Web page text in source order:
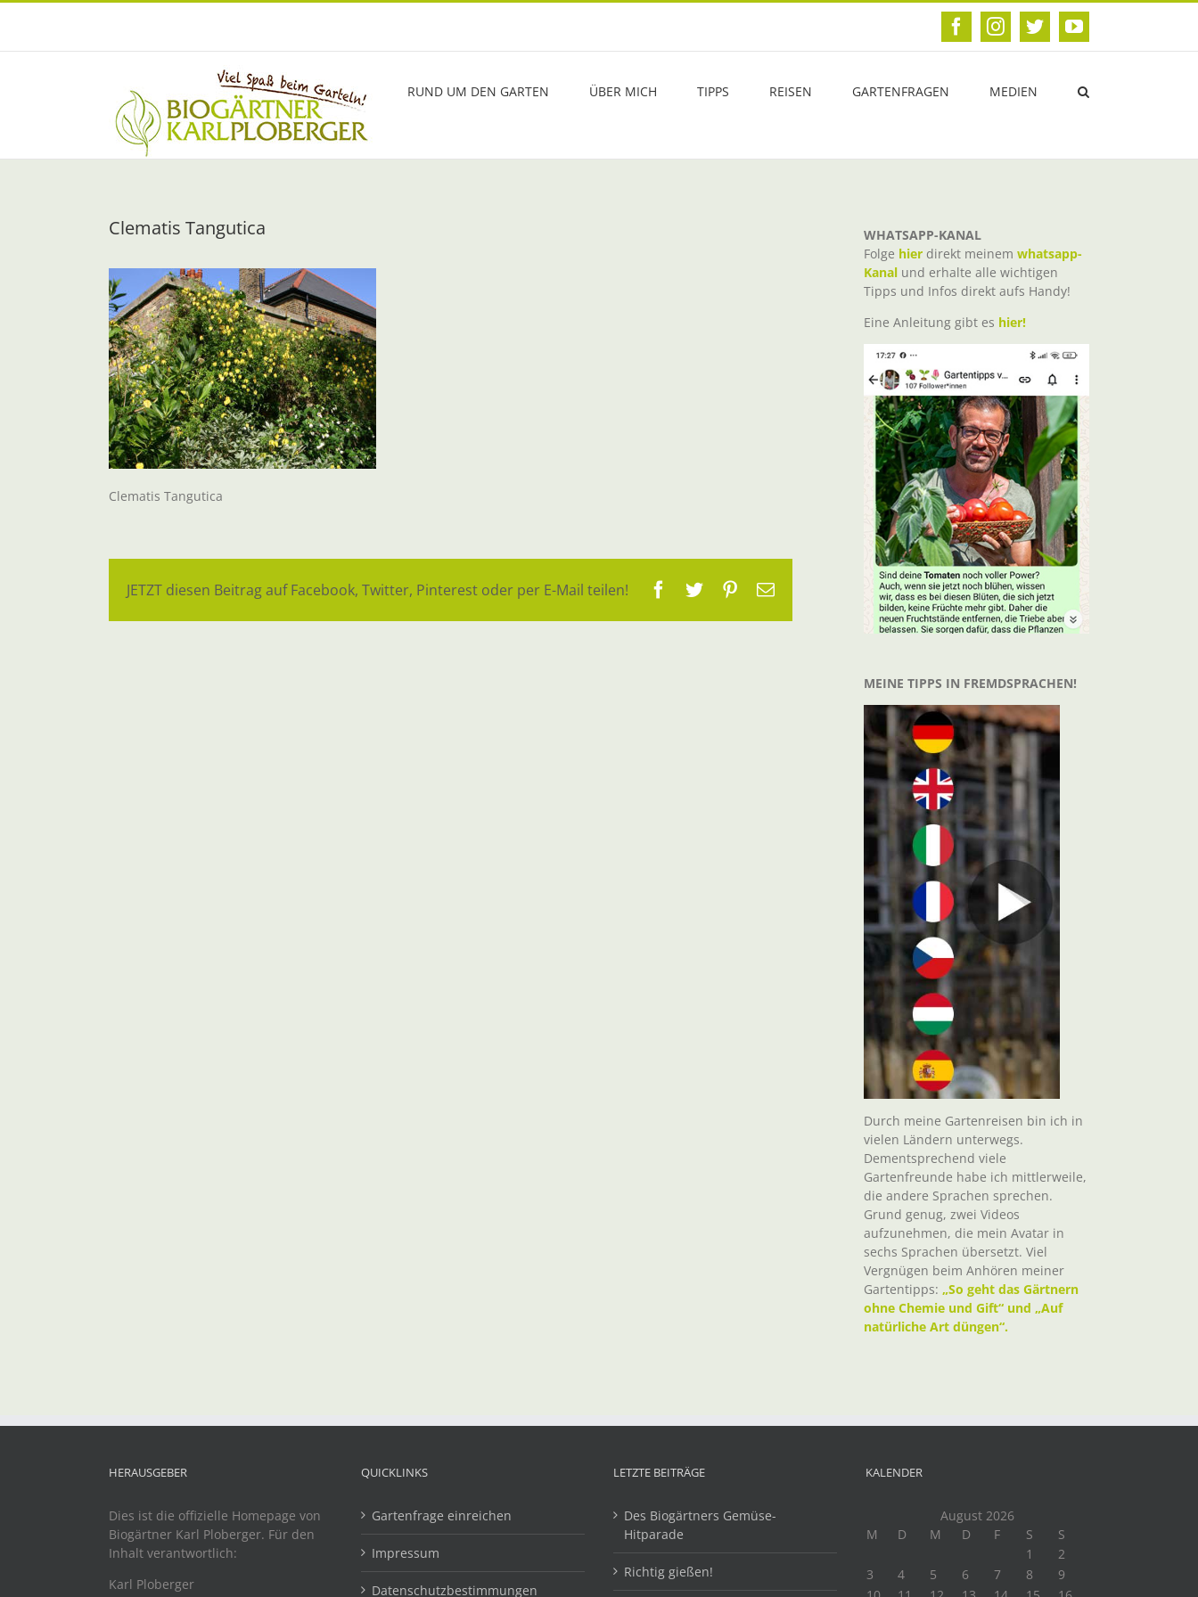
Zum
FacebookInstagram
TwitterYouTube
RUND UM DEN GARTEN ÜBER MICH TIPPS REISEN GARTENFRAGEN MEDIEN
Clematis Tangutica
Clematis Tangutica
JETZT diesen Beitrag auf Facebook, Twitter, Pinterest oder per E-Mail teilen! Facebook
TwitterPinterest
E-
WHATSAPP-KANAL
Folge hier direkt meinem whatsapp-
Kanal und erhalte alle wichtigen
Tipps und Infos direkt aufs Handy!
Eine Anleitung gibt es hier!
MEINE TIPPS IN FREMDSPRACHEN!
Durch meine Gartenreisen bin ich in
vielen Ländern unterwegs.
Dementsprechend viele
Gartenfreunde habe ich mittlerweile,
die andere Sprachen sprechen.
Grund genug, zwei Videos
aufzunehmen, die mein Avatar in
sechs Sprachen übersetzt. Viel
Vergnügen beim Anhören meiner
Gartentipps: „So geht das Gärtnern
ohne Chemie und Gift“ und „Auf
natürliche Art düngen“.
HERAUSGEBER
Dies ist die offizielle Homepage von
Biogärtner Karl Ploberger. Für den
Inhalt verantwortlich:
Karl Ploberger
QUICKLINKS
Gartenfrage einreichen
Impressum
Datenschutzbestimmungen
LETZTE BEITRÄGE
Des Biogärtners Gemüse-
Hitparade
Richtig gießen!
KALENDER
August 2026
M
D M D F S
S
1
2
3
4 5 6 7 8
9